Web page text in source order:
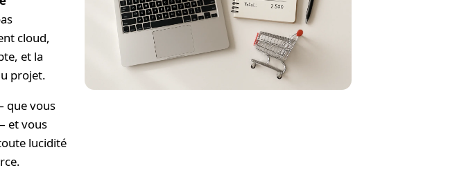
cloud,
et la
projet.
que vous
et vous
lucidité